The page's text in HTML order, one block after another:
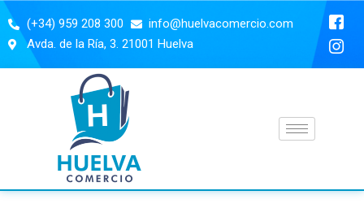
(+34) 959 208 300
info@huelvacomercio.com
Avda. de la Ría, 3. 21001 Huelva